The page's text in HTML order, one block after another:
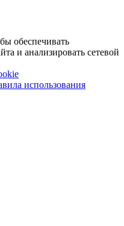
обеспечивать
и анализировать сетевой
использования